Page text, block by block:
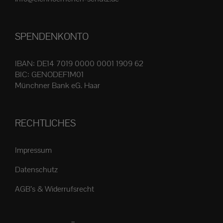
werden
SPENDENKONTO
IBAN: DE14 7019 0000 0001 1909 62
BIC: GENODEF1M01
Münchner Bank eG. Haar
RECHTLICHES
Impressum
Datenschutz
AGB’s & Widerrufsrecht